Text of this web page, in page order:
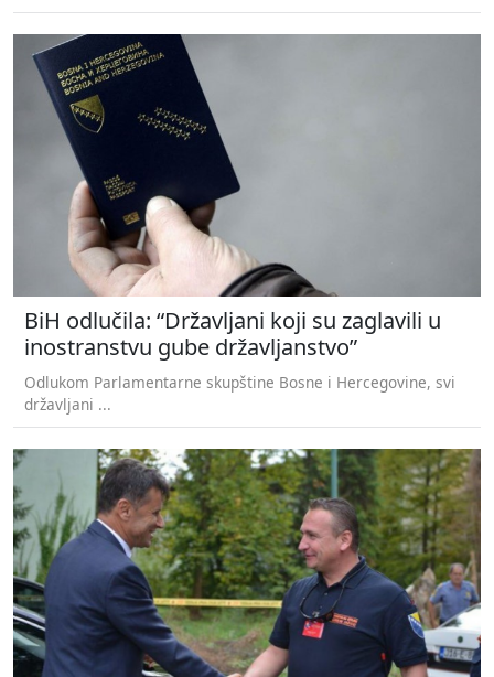
BiH odlučila: “Državljani koji su zaglavili u
inostranstvu gube državljanstvo”
Odlukom Parlamentarne skupštine Bosne i Hercegovine, svi
državljani ...